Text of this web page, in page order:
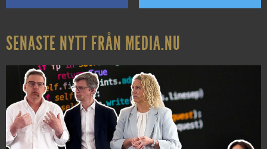
SENASTE NYTT FRÅN MEDIA.NU